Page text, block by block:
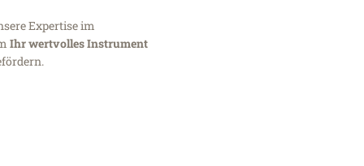
Expertise im
Ihr wertvolles Instrument